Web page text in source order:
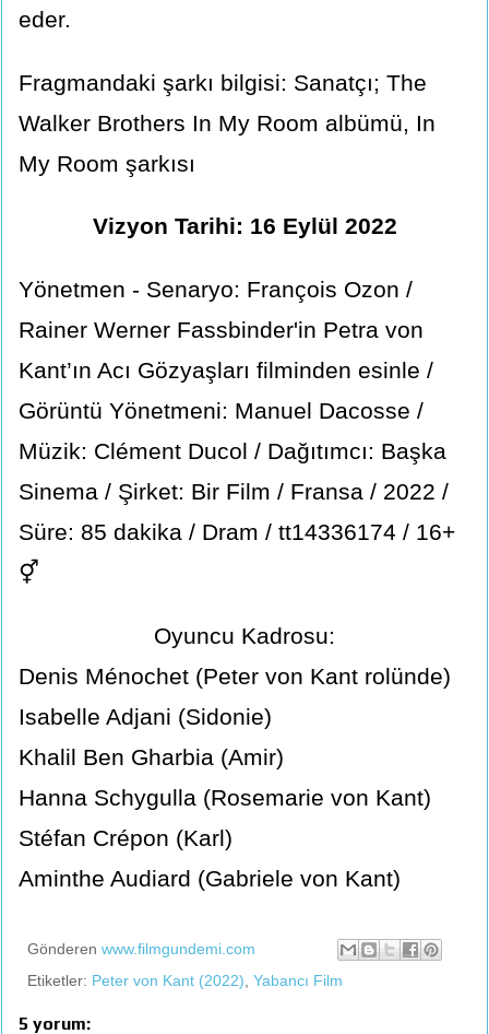
eder.
Fragmandaki şarkı bilgisi: Sanatçı; The
Walker Brothers In My Room albümü, In
My Room şarkısı
Vizyon Tarihi: 16 Eylül 2022
Yönetmen - Senaryo: François Ozon /
Rainer Werner Fassbinder'in Petra von
Kant’ın Acı Gözyaşları filminden esinle /
Görüntü Yönetmeni: Manuel Dacosse /
Müzik: Clément Ducol / Dağıtımcı: Başka
Sinema / Şirket: Bir Film / Fransa / 2022 /
Süre: 85 dakika / Dram / tt14336174 / 16+
⚥
Oyuncu Kadrosu:
Denis Ménochet (Peter von Kant rolünde)
Isabelle Adjani (Sidonie)
Khalil Ben Gharbia (Amir)
Hanna Schygulla (Rosemarie von Kant)
Stéfan Crépon (Karl)
Aminthe Audiard (Gabriele von Kant)
Gönderen www.filmgundemi.com
Etiketler: Peter von Kant (2022) Yabancı Film
5 yorum: